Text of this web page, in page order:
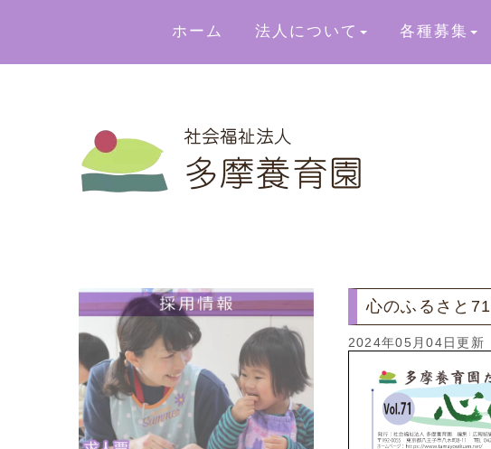
ホーム 法人について 各種募集
心のふるさと71
2024年05月04日更新